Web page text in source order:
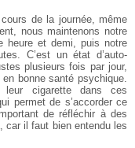
de la journée, même
nous maintenons notre
heure et demi, puis notre
C’est un état d’auto-
plusieurs fois par jour,
bonne santé psychique.
leur cigarette dans ces
permet de s’accorder ce
de réfléchir à des
car il faut bien entendu les